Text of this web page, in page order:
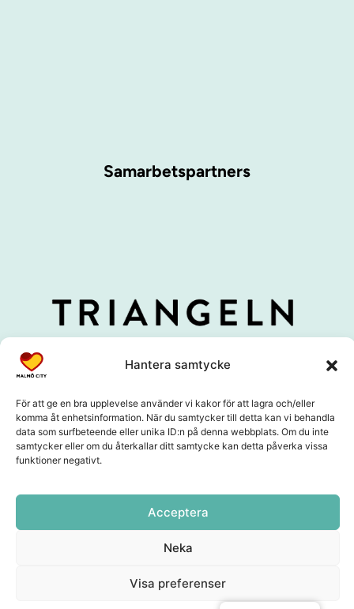
Hantera samtycke
För att ge en bra upplevelse använder vi kakor för att lagra och/eller
komma åt enhetsinformation. När du samtycker till detta kan vi behandla
data som surfbeteende eller unika ID:n på denna webbplats. Om du inte
samtycker eller om du återkallar ditt samtycke kan detta påverka vissa
funktioner negativt.
Acceptera
Neka
Visa preferenser
Samarbetspartners